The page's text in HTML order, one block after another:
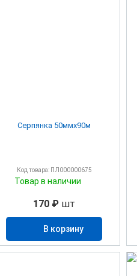
Серпянка 50ммх90м
Код товара: ПЛ000000675
Товар в наличии
170 ₽ шт
В корзину